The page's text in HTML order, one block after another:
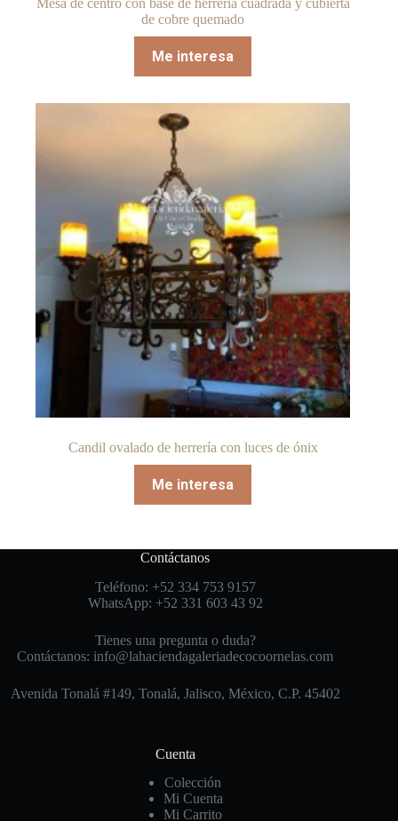
de cobre quemado
Me interesa
Candil ovalado de herrería con luces de ónix
Me interesa
Contáctanos
Teléfono: +52 334 753 9157
WhatsApp: +52 331 603 43 92
Tienes una pregunta o duda?
Contáctanos: info@lahaciendagaleriadecocoornelas.com
Avenida Tonalá #149, Tonalá, Jalisco, México, C.P. 45402
Cuenta
Colección
Mi Cuenta
Mi Carrito